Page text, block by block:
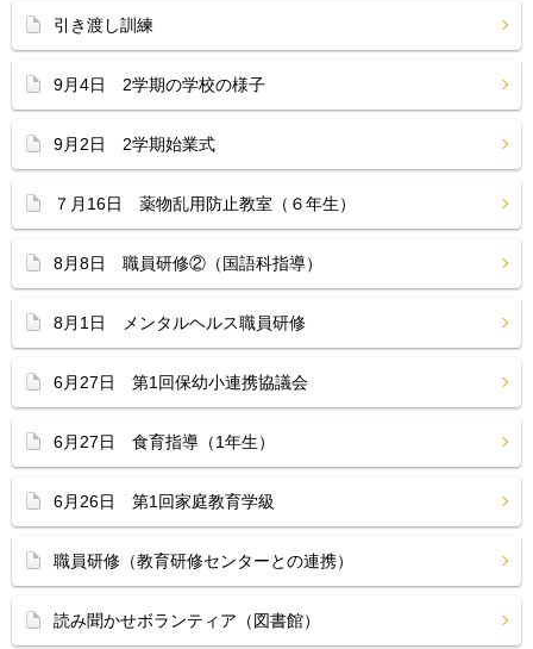
引き渡し訓練
9月4日 2学期の学校の様子
9月2日 2学期始業式
７月16日 薬物乱用防止教室（６年生）
8月8日 職員研修②（国語科指導）
8月1日 メンタルヘルス職員研修
6月27日 第1回保幼小連携協議会
6月27日 食育指導（1年生）
6月26日 第1回家庭教育学級
職員研修（教育研修センターとの連携）
読み聞かせボランティア（図書館）